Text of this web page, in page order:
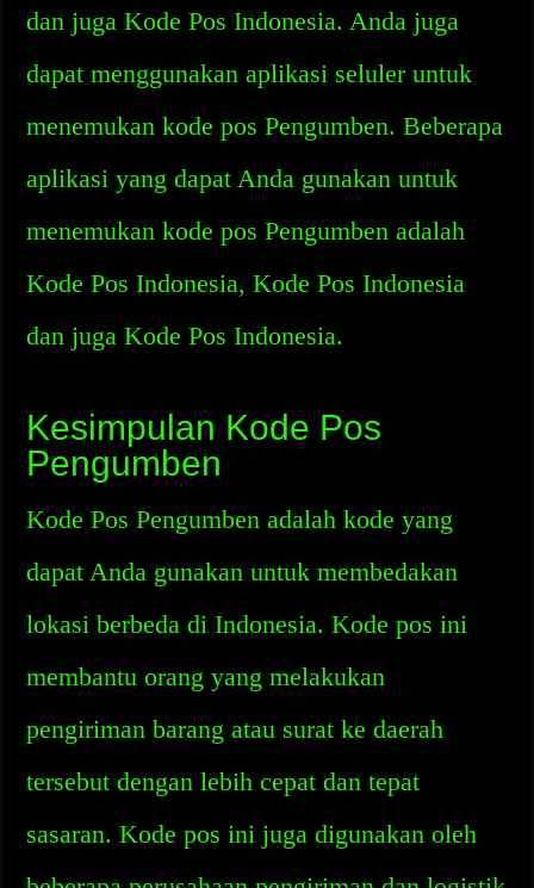
dan juga Kode Pos Indonesia. Anda juga
dapat menggunakan aplikasi seluler untuk
menemukan kode pos Pengumben. Beberapa
aplikasi yang dapat Anda gunakan untuk
menemukan kode pos Pengumben adalah
Kode Pos Indonesia, Kode Pos Indonesia
dan juga Kode Pos Indonesia.
Kesimpulan Kode Pos
Pengumben
Kode Pos Pengumben adalah kode yang
dapat Anda gunakan untuk membedakan
lokasi berbeda di Indonesia. Kode pos ini
membantu orang yang melakukan
pengiriman barang atau surat ke daerah
tersebut dengan lebih cepat dan tepat
sasaran. Kode pos ini juga digunakan oleh